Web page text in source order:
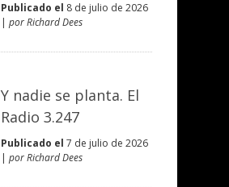
Publicado el 8 de julio de 2026
|por Richard Dees
Y nadie se planta. El
Radio 3.247
Publicado el 7 de julio de 2026
|por Richard Dees